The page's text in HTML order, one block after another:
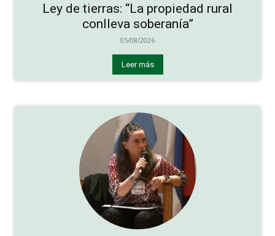
Ley de tierras: “La propiedad rural
conlleva soberanía”
05/08/2026
Leer más